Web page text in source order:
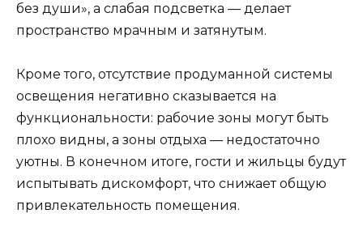
без души», а слабая подсветка — делает
пространство мрачным и затянутым.
Кроме того, отсутствие продуманной системы
освещения негативно сказывается на
функциональности: рабочие зоны могут быть
плохо видны, а зоны отдыха — недостаточно
уютны. В конечном итоге, гости и жильцы будут
испытывать дискомфорт, что снижает общую
привлекательность помещения.